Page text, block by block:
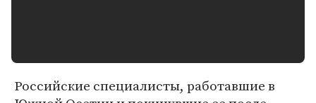
Российские специалисты, работавшие в